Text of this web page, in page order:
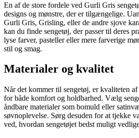
En af de store fordele ved Gurli Gris
designs og mønstre, der er tilgængelige.
Gurli Gris, Grisling, eller de andre sjove
kan du finde sengetøj, der passer til deres
lyse farver, pasteller eller mere farverige
stil og smag.
Materialer og kvalitet
Når det kommer til sengetøj, er kvaliteten
for både komfort og holdbarhed. Vælg
åndbare materialer som bomuld eller
søvnoplevelse. Sørg desuden for at tjekke
ved, hvordan sengetøjet bedst muligt